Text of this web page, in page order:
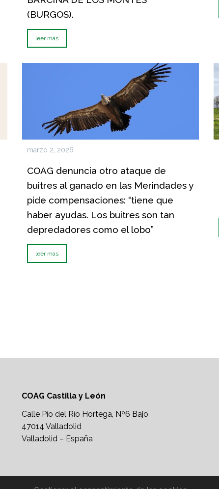
(BURGOS).
leer más
marzo 2, 2026
COAG denuncia otro ataque de
buitres al ganado en las Merindades y
pide compensaciones: “tiene que
haber ayudas. Los buitres son tan
depredadores como el lobo”
leer más
COAG Castilla y León
Calle Pío del Río Hortega, Nº6 Bajo
47014 Valladolid
Valladolid – España